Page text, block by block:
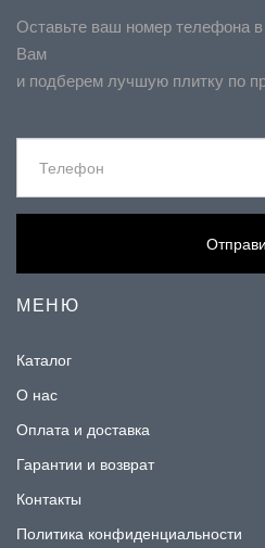
Оставьте ваш номер телефона
Вам
и подберем лучшую плитку по
МЕНЮ
Каталог
О нас
Оплата и доставка
Гарантии и возврат
Контакты
Политика конфиденциальности